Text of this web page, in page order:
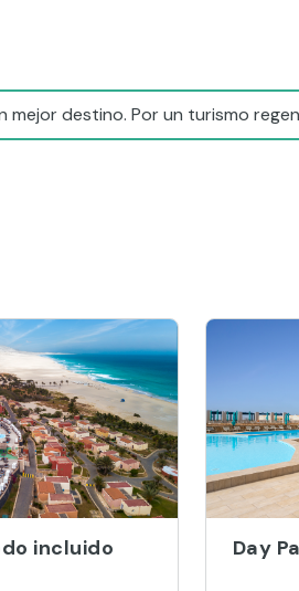
destino. Por un turismo
incluido Day